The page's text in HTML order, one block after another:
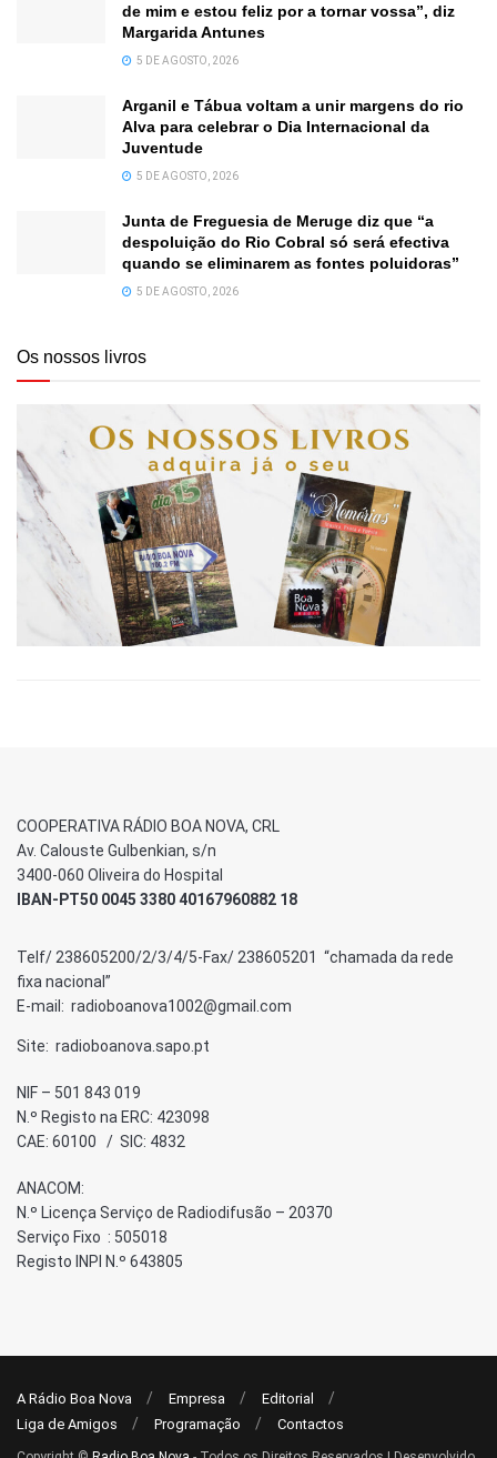
de mim e estou feliz por a tornar vossa”, diz
Margarida Antunes
5 DE AGOSTO, 2026
Arganil e Tábua voltam a unir margens do rio
Alva para celebrar o Dia Internacional da
Juventude
5 DE AGOSTO, 2026
Junta de Freguesia de Meruge diz que “a
despoluição do Rio Cobral só será efectiva
quando se eliminarem as fontes poluidoras”
5 DE AGOSTO, 2026
Os nossos livros
COOPERATIVA RÁDIO BOA NOVA, CRL
Av. Calouste Gulbenkian, s/n
3400-060 Oliveira do Hospital
IBAN-PT50 0045 3380 40167960882 18
Telf/ 238605200/2/3/4/5-Fax/ 238605201 “chamada da rede
fixa nacional”
E-mail: radioboanova1002@gmail.com
Site: radioboanova.sapo.pt
NIF – 501 843 019
N.º Registo na ERC: 423098
CAE: 60100 / SIC: 4832
ANACOM:
N.º Licença Serviço de Radiodifusão – 20370
Serviço Fixo : 505018
Registo INPI N.º 643805
A Rádio Boa Nova Empresa
Editorial
Liga de Amigos
Programação Contactos